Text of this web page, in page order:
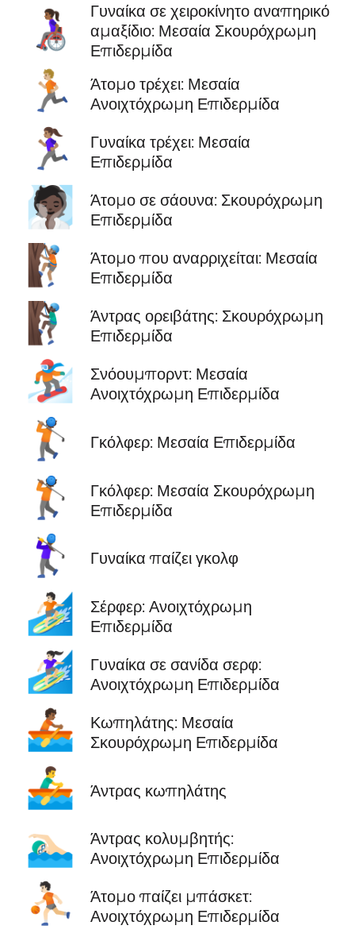
👩🏾‍🦽
Γυναίκα σε χειροκίνητο αναπηρικό
αμαξίδιο: Μεσαία Σκουρόχρωμη
Επιδερμίδα
🏃🏼
Άτομο τρέχει: Μεσαία
Ανοιχτόχρωμη Επιδερμίδα
🏃🏽‍♀️
Γυναίκα τρέχει: Μεσαία
Επιδερμίδα
🧖🏿
Άτομο σε σάουνα: Σκουρόχρωμη
Επιδερμίδα
🧗🏽
Άτομο που αναρριχείται: Μεσαία
Επιδερμίδα
🧗🏿‍♂️
Άντρας ορειβάτης: Σκουρόχρωμη
Επιδερμίδα
🏂🏼
Σνόουμπορντ: Μεσαία
Ανοιχτόχρωμη Επιδερμίδα
🏌🏽 Γκόλφερ: Μεσαία Επιδερμίδα
🏌🏾
Γκόλφερ: Μεσαία Σκουρόχρωμη
Επιδερμίδα
🏌️‍♀️ Γυναίκα παίζει γκολφ
🏄🏻
Σέρφερ: Ανοιχτόχρωμη
Επιδερμίδα
🏄🏻‍♀️
Γυναίκα σε σανίδα σερφ:
Ανοιχτόχρωμη Επιδερμίδα
🚣🏾
Κωπηλάτης: Μεσαία
Σκουρόχρωμη Επιδερμίδα
🚣‍♂️ Άντρας κωπηλάτης
🏊🏻‍♂️
Άντρας κολυμβητής:
Ανοιχτόχρωμη Επιδερμίδα
⛹🏻
Άτομο παίζει μπάσκετ:
Ανοιχτόχρωμη Επιδερμίδα